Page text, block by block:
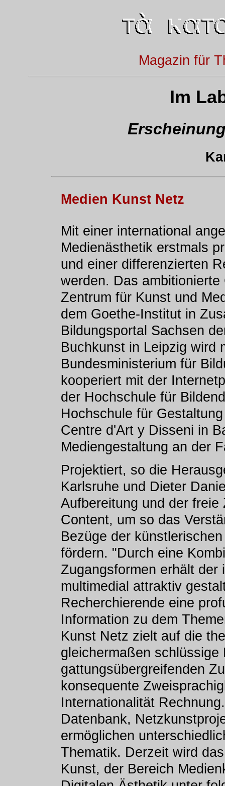
Magazin für
Im
Medien Kunst Netz
Mit einer international
Medienästhetik erstmals
und einer differenzierten
werden. Das
Zentrum für Kunst und
dem Goethe-Institut in
Bildungsportal Sachsen
Buchkunst in Leipzig wird
Bundesministerium für
kooperiert mit der
der Hochschule für
Hochschule für
Centre d'Art y Disseni in
Mediengestaltung an der
Projektiert, so die
Karlsruhe und Dieter
Aufbereitung und der
Content, um so das
Bezüge der
fördern. "Durch eine
Zugangsformen erhält der
multimedial attraktiv
Recherchierende eine
Information zu dem
Kunst Netz zielt auf die
gleichermaßen schlüssige
gattungsübergreifenden
konsequente
Internationalität
Datenbank,
ermöglichen
Thematik. Derzeit wird
Kunst, der Bereich